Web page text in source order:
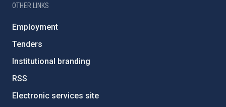
OTHER LINKS
Employment
Tenders
Institutional branding
RSS
Electronic services site